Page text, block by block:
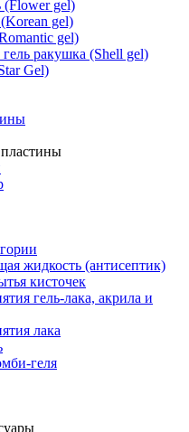
(Flower gel)
gel)
gel)
ракушка (Shell gel)
Gel)
жидкость (антисептик)
кисточек
гель-лака, акрила и
лака
геля